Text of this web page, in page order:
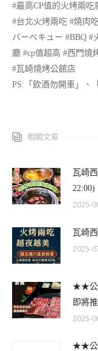
#最高CP值的火烤兩
#台北火烤兩吃 #燒肉
バーベキュー #BBQ #
廳 #cp值超高 #西門燒
#瓦崎燒烤公館店
PS:「飲酒勿開車」、
相關文章
瓦崎
22:00)
2025-
瓦崎
2025-
★★公
即將
2025-
★★公